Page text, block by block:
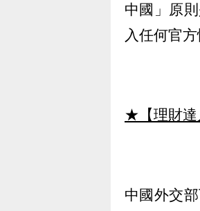
中國」原
入任何官
★【理財達
中國外交